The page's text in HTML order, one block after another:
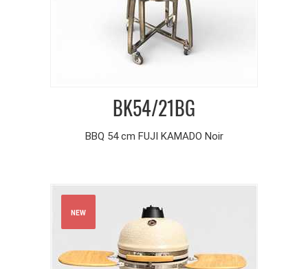
BK54/21BG
BBQ 54 cm FUJI KAMADO Noir
NEW